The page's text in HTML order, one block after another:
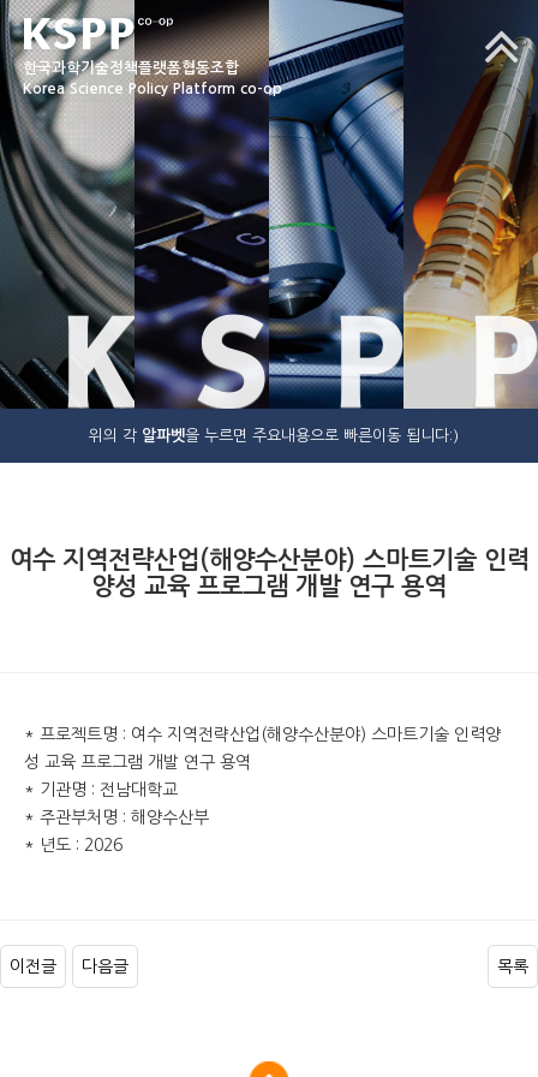
한국과학기술정책플랫폼협동조합
Korea Science Policy Platform co-op
K S P P
위의 각 알파벳을 누르면 주요내용으로 빠른이동 됩니다:)
여수 지역전략산업(해양수산분야) 스마트기술 인력
양성 교육 프로그램 개발 연구 용역
* 프로젝트명 : 여수 지역전략산업(해양수산분야) 스마트기술 인력양
성 교육 프로그램 개발 연구 용역
* 기관명 : 전남대학교
* 주관부처명 : 해양수산부
* 년도 : 2026
이전글 다음글 목록